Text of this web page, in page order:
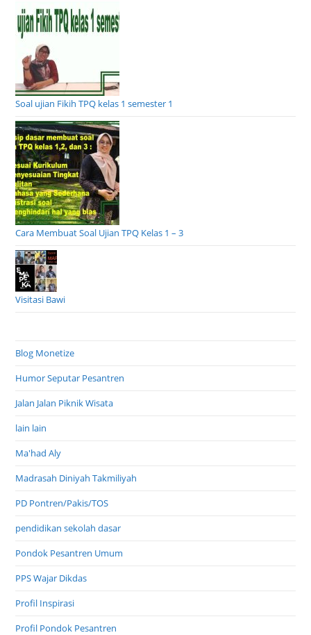
Soal ujian Fikih TPQ kelas 1 semester 1
Cara Membuat Soal Ujian TPQ Kelas 1 – 3
Visitasi Bawi
Blog Monetize
Humor Seputar Pesantren
Jalan Jalan Piknik Wisata
lain lain
Ma'had Aly
Madrasah Diniyah Takmiliyah
PD Pontren/Pakis/TOS
pendidikan sekolah dasar
Pondok Pesantren Umum
PPS Wajar Dikdas
Profil Inspirasi
Profil Pondok Pesantren